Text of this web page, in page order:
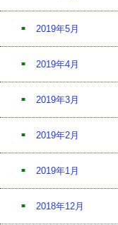
2019年5月
2019年4月
2019年3月
2019年2月
2019年1月
2018年12月